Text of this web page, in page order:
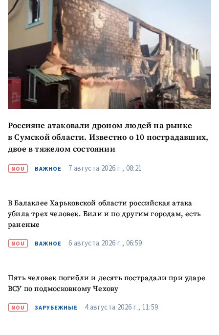
ПОДДЕРЖАТЬ
Россияне атаковали дроном людей на рынке
в Сумской области. Известно о 10 пострадавших,
двое в тяжелом состоянии
NOU ВАЖНОЕ 7 августа 2026 г., 08:21
В Балаклее Харьковской области российская атака
убила трех человек. Били и по другим городам, есть
раненые
NOU ВАЖНОЕ 6 августа 2026 г., 06:59
Пять человек погибли и десять пострадали при ударе
ВСУ по подмосковному Чехову
NOU ЗАРУБЕЖНЫЕ 4 августа 2026 г., 11:59